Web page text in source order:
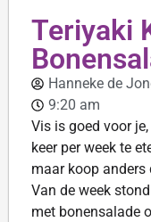
Teriyaki
Hanneke de
9:20 am
Vis is goed voor
keer per week te
maar koop anders
Van de week
met bonensalade